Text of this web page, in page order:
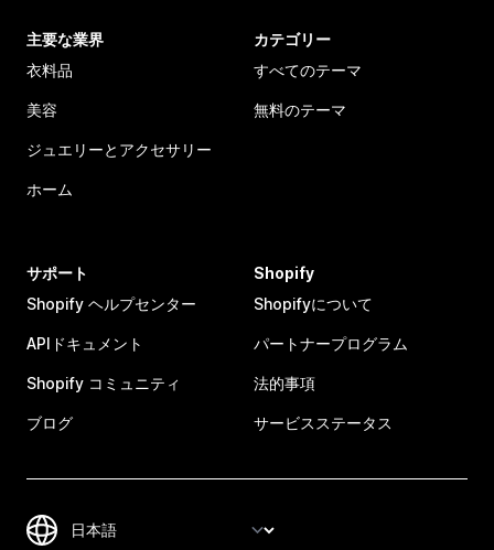
主要な業界
衣料品
美容
ジュエリーとアクセサリー
ホーム
カテゴリー
すべてのテーマ
無料のテーマ
サポート
Shopify ヘルプセンター
APIドキュメント
Shopify コミュニティ
ブログ
Shopify
Shopifyについて
パートナープログラム
法的事項
サービスステータス